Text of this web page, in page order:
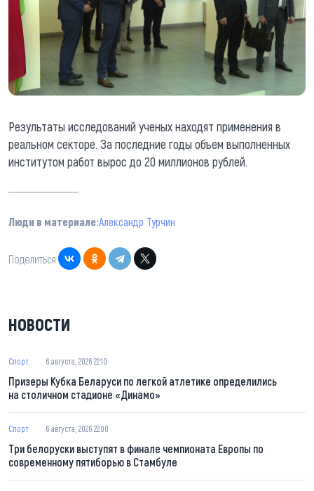
Результаты исследований ученых находят применения в
реальном секторе. За последние годы объем выполненных
институтом работ вырос до 20 миллионов рублей.
Люди в материале:Александр Турчин
Поделиться:
НОВОСТИ
Спорт 6 августа, 2026 22:10
Призеры Кубка Беларуси по легкой атлетике определились
на столичном стадионе «Динамо»
Спорт 6 августа, 2026 22:00
Три белоруски выступят в финале чемпионата Европы по
современному пятиборью в Стамбуле